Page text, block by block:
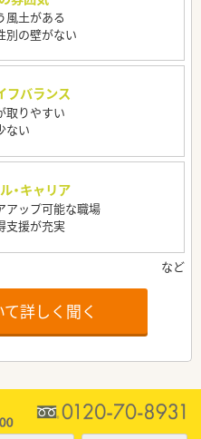
風土がある
別の壁がない
フバランス
取りやすい
ない
・キャリア
アップ可能な職場
支援が充実
詳しく聞く